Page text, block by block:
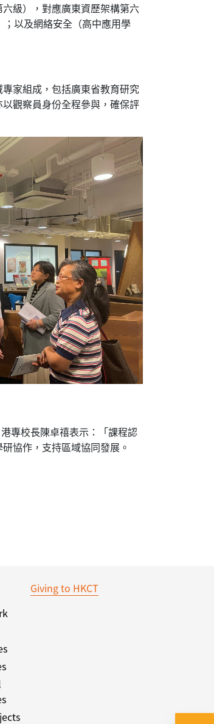
級），對應廣東資歷架構第六
以及網絡安全（高中應用學
家組成，包括廣東省教育研究
觀察員身份全程參與，確保評
專校長陳卓禧表示：「課程認
協作，支持區域協同發展。
Giving to HKCT